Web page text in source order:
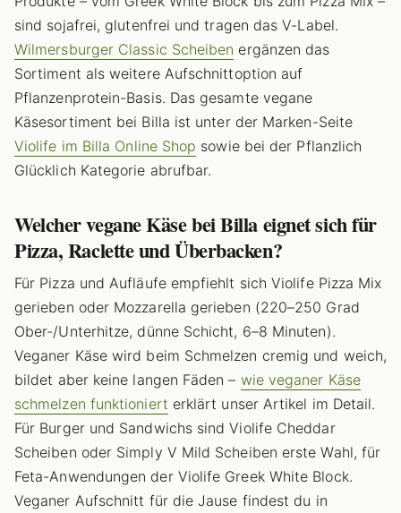
sind sojafrei, glutenfrei und tragen das V-Label.
Wilmersburger Classic Scheiben ergänzen das
Sortiment als weitere Aufschnittoption auf
Pflanzenprotein-Basis. Das gesamte vegane
Käsesortiment bei Billa ist unter der Marken-Seite
Violife im Billa Online Shop sowie bei der Pflanzlich
Glücklich Kategorie abrufbar.
Welcher vegane Käse bei Billa eignet sich für
Pizza, Raclette und Überbacken?
Für Pizza und Aufläufe empfiehlt sich Violife Pizza Mix
gerieben oder Mozzarella gerieben (220–250 Grad
Ober-/Unterhitze, dünne Schicht, 6–8 Minuten).
Veganer Käse wird beim Schmelzen cremig und weich,
bildet aber keine langen Fäden – wie veganer Käse
schmelzen funktioniert erklärt unser Artikel im Detail.
Für Burger und Sandwichs sind Violife Cheddar
Scheiben oder Simply V Mild Scheiben erste Wahl, für
Feta-Anwendungen der Violife Greek White Block.
Veganer Aufschnitt für die Jause findest du in